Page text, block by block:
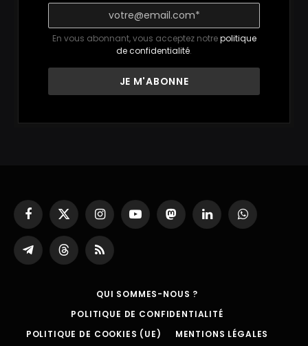
En vous abonnant, vous acceptez notrepolitique
de confidentialité.
Facebook
X
(Twitter)
InstagramYouTubeMastodonLinkedInWhatsApp
Partager
sur
ThreadsRSS
QUI SOMMES-NOUS ?
POLITIQUE DE CONFIDENTIALITÉ
POLITIQUE DE COOKIES (UE)
MENTIONS LÉGALES